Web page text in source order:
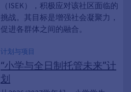
（ISEK），积极应对该社区面临的
挑战。其目标是增强社会凝聚力，
促进各群体之间的融合。
计划与项目
“小学与全日制托管未来”计
划